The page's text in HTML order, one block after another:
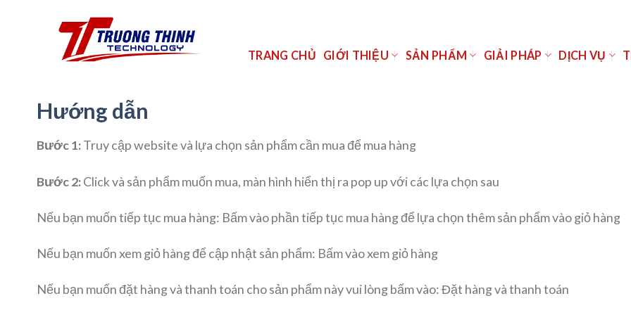
TRANG CHỦ GIỚI THIỆU SẢN PHẨM GIẢI PHÁP DỊCH VỤ
Hướng dẫn
Bước 1:Truy cập website và lựa chọn sản phẩm cần mua để mua hàng
Bước 2:Click và sản phẩm muốn mua, màn hình hiển thị ra pop up với các lựa chọn sau
Nếu bạn muốn tiếp tục mua hàng: Bấm vào phần tiếp tục mua hàng để lựa chọn thêm sản phẩm vào giỏ hàng
Nếu bạn muốn xem giỏ hàng để cập nhật sản phẩm: Bấm vào xem giỏ hàng
Nếu bạn muốn đặt hàng và thanh toán cho sản phẩm này vui lòng bấm vào: Đặt hàng và thanh toán